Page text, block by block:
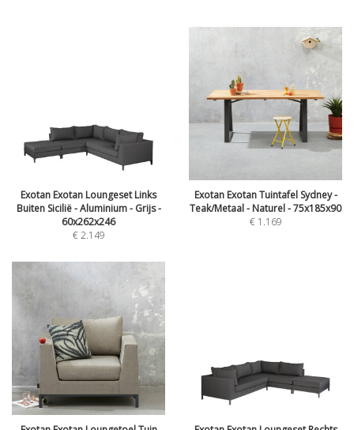
Exotan Exotan Loungeset Links
Buiten Sicilië - Aluminium - Grijs -
60x262x246
€2.149
Exotan Exotan Tuintafel Sydney -
Teak/Metaal - Naturel - 75x185x90
€ 1.169